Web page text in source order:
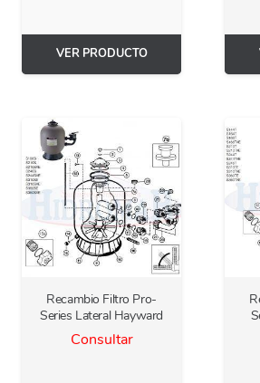
VER PRODUCTO
Recambio Filtro Pro-
Series Lateral Hayward
Consultar